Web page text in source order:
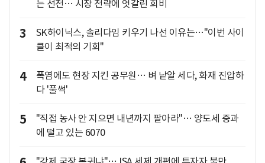
는 선전… 시장 전략에 엇갈린 희비
3
SK하이닉스, 솔리다임 키우기 나선 이유는…"이번 사이
클이 최적의 기회"
4
폭염에도 현장 지킨 공무원… 벼 낱알 세다, 화재 진압하
다 '풀썩'
5
"직접 농사 안 지으면 내년까지 팔아라"… 양도세 중과
에 떨고 있는 6070